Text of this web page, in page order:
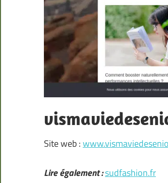
Site web :
Lire également :sudfashion.fr